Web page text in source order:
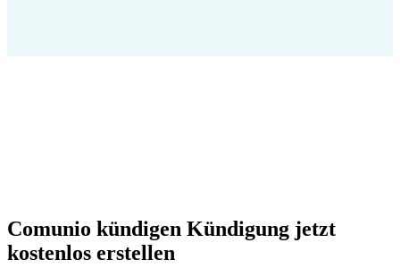
Comunio kündigen Kündigung jetzt
kostenlos erstellen